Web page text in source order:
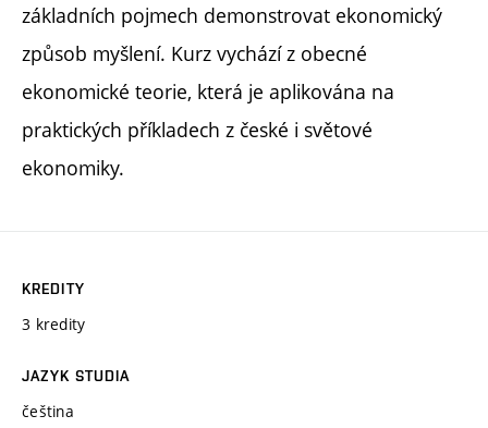
základních pojmech demonstrovat ekonomický
způsob myšlení. Kurz vychází z obecné
ekonomické teorie, která je aplikována na
praktických příkladech z české i světové
ekonomiky.
KREDITY
3 kredity
JAZYK STUDIA
čeština